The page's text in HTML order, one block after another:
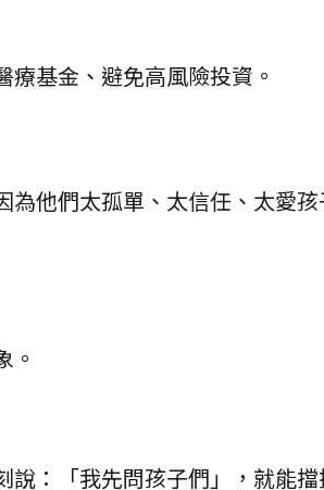
基金、避免高風險投資。
他們太孤單、太信任、太愛
。
：「我先問孩子們」，就能擋